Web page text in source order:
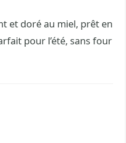
et doré au miel, prêt en
pour l’été, sans four